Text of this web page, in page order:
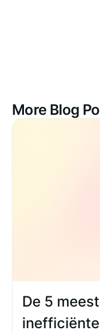
More Blog
De 5